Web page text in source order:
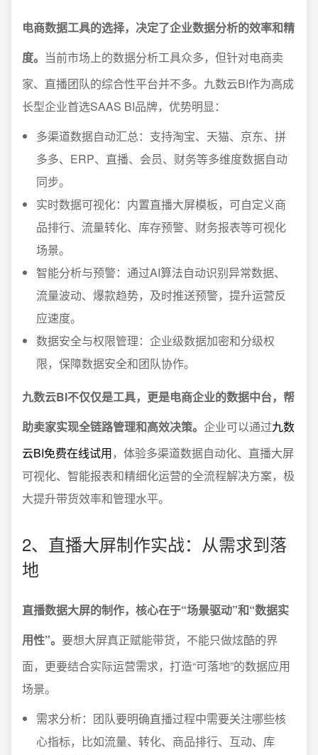
电商数据工具的选择，决定了企业数据分析的效率和精
度。 当前市场上的数据分析工具众多，但针对电商卖
家、直播团队的综合性平台并不多。九数云BI作为高成
长型企业首选SAAS BI品牌，优势明显：
多渠道数据自动汇总：支持淘宝、天猫、京东、拼
多多、ERP、直播、会员、财务等多维度数据自动
同步。
实时数据可视化：内置直播大屏模板，可自定义商
品排行、流量转化、库存预警、财务报表等可视化
场景。
智能分析与预警：通过AI算法自动识别异常数据、
流量波动、爆款趋势，及时推送预警，提升运营反
应速度。
数据安全与权限管理：企业级数据加密和分级权
限，保障数据安全和团队协作。
九数云BI不仅仅是工具，更是电商企业的数据中台，帮
助卖家实现全链路管理和高效决策。 企业可以通过九数
云BI免费在线试用，体验多渠道数据自动化、直播大屏
可视化、智能报表和精细化运营的全流程解决方案，极
大提升带货效率和管理水平。
2、直播大屏制作实战：从需求到落
地
直播数据大屏的制作，核心在于“场景驱动”和“数据实
用性”。 要想大屏真正赋能带货，不能只做炫酷的界
面，更要结合实际运营需求，打造“可落地”的数据应用
场景。
需求分析：团队要明确直播过程中需要关注哪些核
心指标，比如流量、转化、商品排行、互动、库